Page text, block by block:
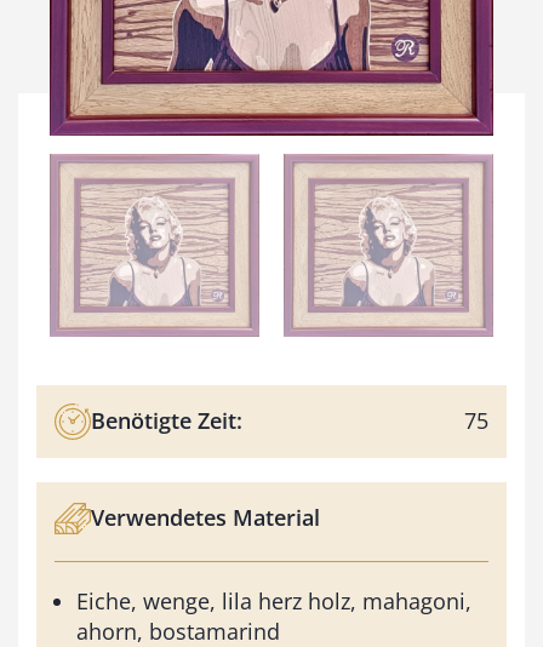
Benötigte Zeit: 75
Verwendetes Material
Eiche, wenge, lila herz holz, mahagoni,
ahorn, bostamarind